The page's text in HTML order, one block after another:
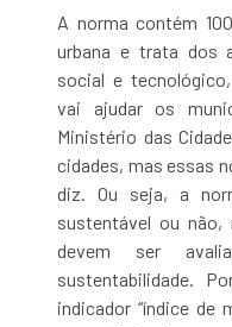
A norma contém
urbana e trata dos
social e
vai ajudar os
Ministério das
cidades, mas essas
diz. Ou seja, a
sustentável ou não,
devem ser
sustentabilidade.
indicador “índice de